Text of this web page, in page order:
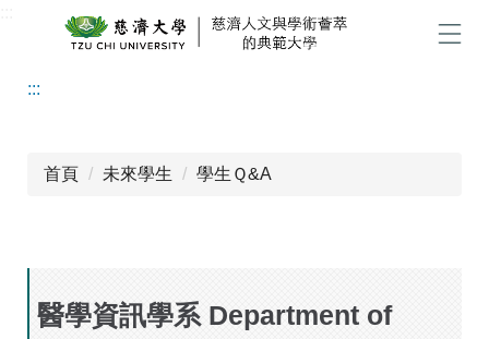
:::
首頁 未來學生 學生Ｑ&A
醫學資訊學系 Department of